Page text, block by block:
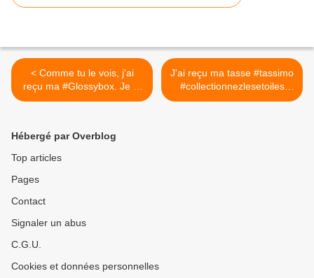
< Comme tu le vois, j'ai
reçu ma #Glossybox. Je te
la fait découvrir bientôt.
#glossiboxoctobre2016
J'ai reçu ma tasse #tassimo
#collectionnezlesetoiles
#lemondedezaza17 >
Hébergé par Overblog
Top articles
Pages
Contact
Signaler un abus
C.G.U.
Cookies et données personnelles